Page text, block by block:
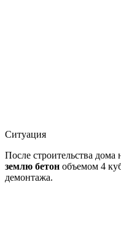
Ситуация
После строительства дома
землю бетон объемом 4
демонтажа.